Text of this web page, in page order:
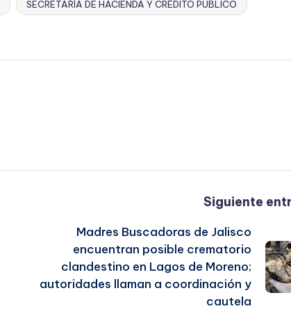
SECRETARÍA DE HACIENDA Y CRÉDITO PÚBLICO
Siguiente
Madres Buscadoras de Jalisco
encuentran posible crematorio
clandestino en Lagos de Moreno;
autoridades llaman a coordinación y
cautela